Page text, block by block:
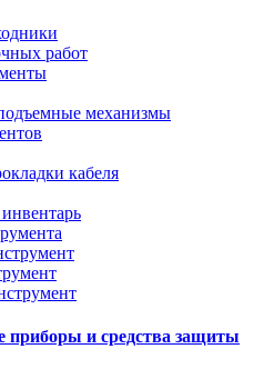
работ
механизмы
кабеля
приборы и средства защиты